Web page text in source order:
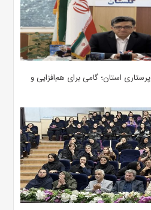
استان؛ گامی برای هم‌افزایی و